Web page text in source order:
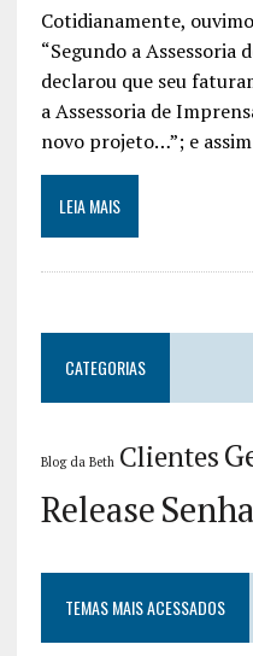
Cotidianamente,
“Segundo a Assessoria
declarou que seu
a Assessoria de
novo projeto…”; e
LEIA MAIS
CATEGORIAS
Blog da Beth Clientes
Release
TEMAS MAIS ACESSADOS